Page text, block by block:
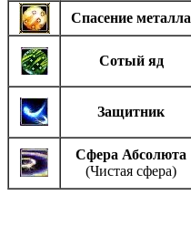
Спасение металла
Сотый яд
Защитник
Сфера Абсолюта
(Чистая сфера)